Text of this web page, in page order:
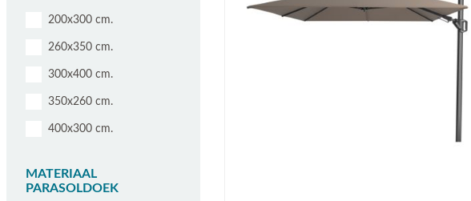
200x300 cm.
260x350 cm.
300x400 cm.
350x260 cm.
400x300 cm.
MATERIAAL
PARASOLDOEK